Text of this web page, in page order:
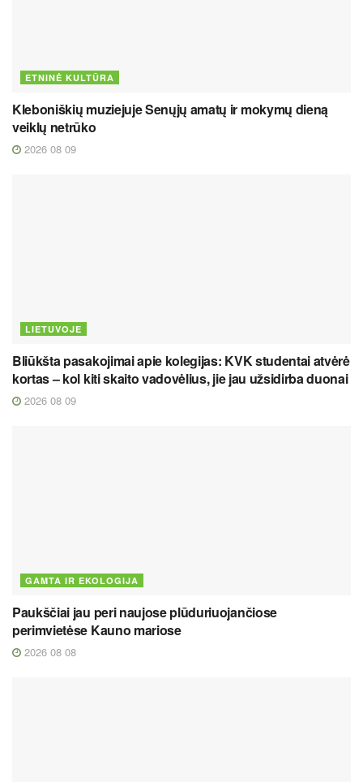
ETNINĖ KULTŪRA
Kleboniškių muziejuje Senųjų amatų ir mokymų dieną
veiklų netrūko
2026 08 09
LIETUVOJE
Bliūkšta pasakojimai apie kolegijas: KVK studentai atvėrė
kortas – kol kiti skaito vadovėlius, jie jau užsidirba duonai
2026 08 09
GAMTA IR EKOLOGIJA
Paukščiai jau peri naujose plūduriuojančiose
perimvietėse Kauno mariose
2026 08 08